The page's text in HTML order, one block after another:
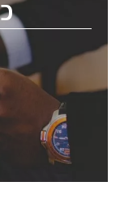
2026. The
involved in the